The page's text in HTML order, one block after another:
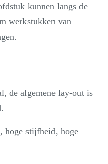
kunnen langs de
werkstukken van
de algemene lay-out is
hoge stijfheid, hoge